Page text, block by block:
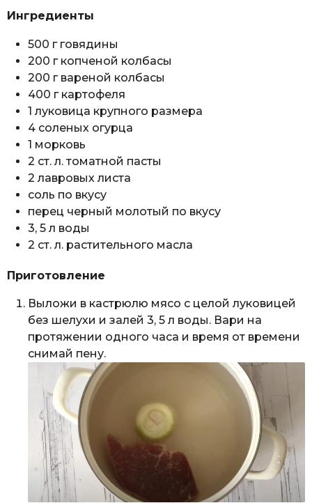
Ингредиенты
500 г говядины
200 г копченой колбасы
200 г вареной колбасы
400 г картофеля
1 луковица крупного размера
4 соленых огурца
1 морковь
2 ст. л. томатной пасты
2 лавровых листа
соль по вкусу
перец черный молотый по вкусу
3, 5 л воды
2 ст. л. растительного масла
Приготовление
Выложи в кастрюлю мясо с целой луковицей
без шелухи и залей 3, 5 л воды. Вари на
протяжении одного часа и время от времени
снимай пену.